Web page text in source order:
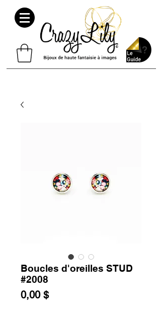
Boucles d'oreilles STUD
#2008
0,00 $Prix